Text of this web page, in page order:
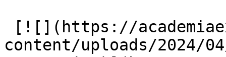
content/uploads/2024/